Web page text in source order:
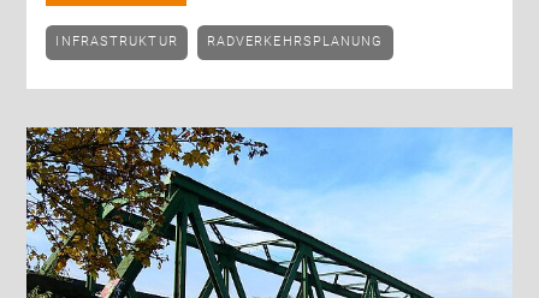
INFRASTRUKTUR RADVERKEHRSPLANUNG